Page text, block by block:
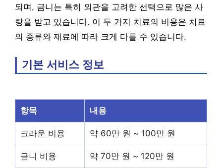
되며, 금니는 특히 외관을 고려한 선택으로 많은 사
랑을 받고 있습니다. 이 두 가지 치료의 비용은 치료
의 종류와 재료에 따라 크게 다를 수 있습니다.
기본 서비스 정보
항목 내용
크라운 비용 약 60만 원 ~ 100만 원
금니 비용 약 70만 원 ~ 120만 원